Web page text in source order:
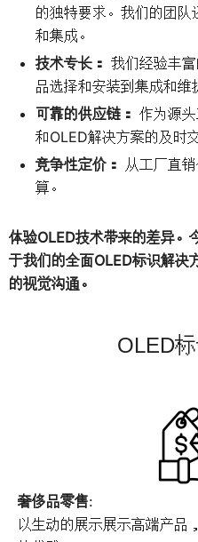
的独特要求。我们的团
和集成。
技术专长： 我们经验丰
品选择和安装到集成和维
可靠的供应链： 作为源
和OLED解决方案的及时
竞争性定价： 从工厂直
算。
体验OLED技术带来的差异。
于我们的全面OLED标识解决
的视觉沟通。
OLED
奢侈品零售:
以生动的展示展示高端产品